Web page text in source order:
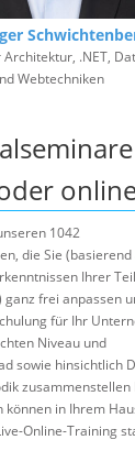
.NET,
Webtechniken
1042
die Sie
Ihrer
ganz frei anpassen
für Ihr
Niveau und
sowie hinsichtlich
zusammenstellen
können in Ihrem
Online-Training